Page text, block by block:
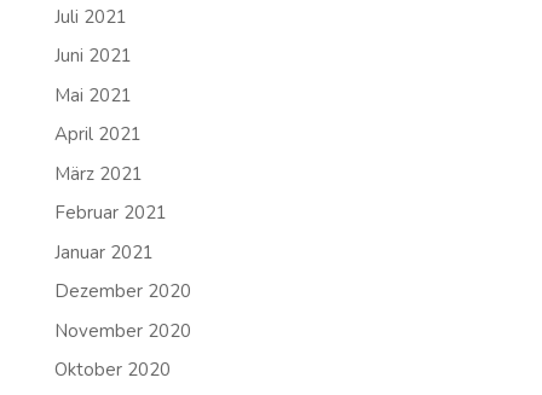
Juli 2021
Juni 2021
Mai 2021
April 2021
März 2021
Februar 2021
Januar 2021
Dezember 2020
November 2020
Oktober 2020